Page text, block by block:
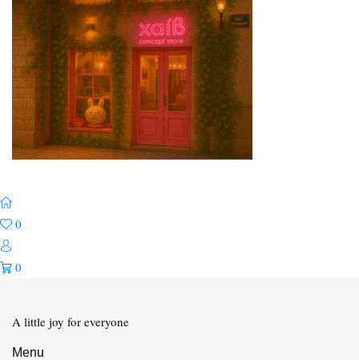
0
0
A little joy for everyone
Menu